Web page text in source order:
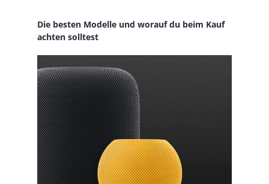
Die besten Modelle und worauf du beim Kauf
achten solltest